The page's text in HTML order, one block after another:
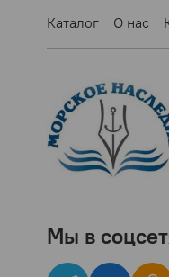
Каталог О нас
Мы в